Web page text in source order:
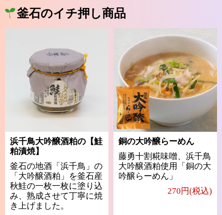
釜石のイチ押し商品
浜千鳥大吟醸酒粕の【鮭
粕漬焼】
釜石の地酒「浜千鳥」の
「大吟醸酒粕」を釜石産
秋鮭の一枚一枚に塗り込
み、熟成させて丁寧に焼
き上げました。
銅の大吟醸らーめん
藤勇十割糀味噌、浜千鳥
大吟醸酒粕使用「銅の大
吟醸らーめん」
270円(税込)